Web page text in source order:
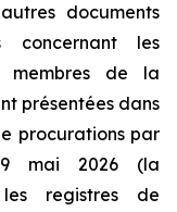
documents
concernant les
membres de la
présentées dans
procurations par
mai 2026 (la
registres de